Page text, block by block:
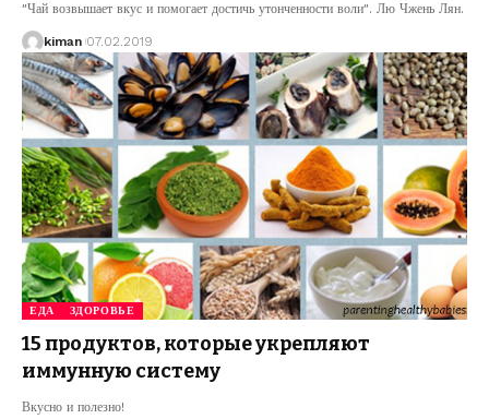
″Чай возвышает вкус и помогает достичь утонченности воли″. Лю Чжень Лян.
kiman 07.02.2019
ЕДА ЗДОРОВЬЕ
15 продуктов, которые укрепляют
иммунную систему
Вкусно и полезно!